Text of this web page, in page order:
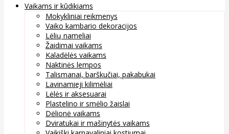
Vaikams ir kūdikiams
Mokykliniai reikmenys
Vaiko kambario dekoracijos
Lėlių nameliai
Žaidimai vaikams
Kaladėlės vaikams
Naktinės lempos
Talismanai, barškučiai, pakabukai
Lavinamieji kilimėliai
Lėlės ir aksesuarai
Plastelino ir smėlio žaislai
Dėlionė vaikams
Dviratukai ir mašinytės vaikams